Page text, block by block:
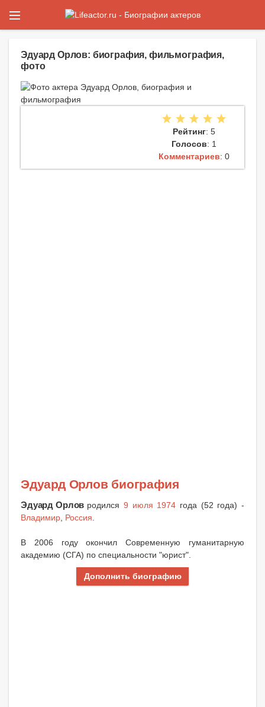
Эдуард Орлов: биография, фильмография,
фото
Рейтинг: 5
Голосов: 1
Комментариев: 0
Эдуард Орлов биография
Эдуард Орлов родился 9 июля 1974 года (52 года) -
Владимир Россия
В 2006 году окончил Современную гуманитарную
академию (СГА) по специальности "юрист".
Дополнить биографию